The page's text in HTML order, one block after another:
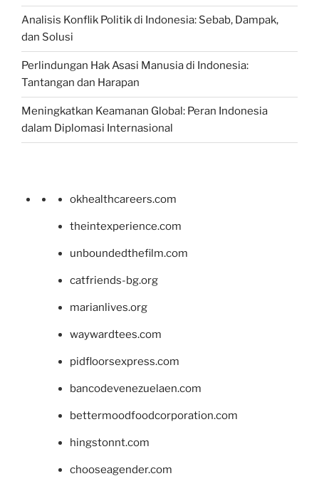
Analisis Konflik Politik di Indonesia: Sebab, Dampak,
dan Solusi
Perlindungan Hak Asasi Manusia di Indonesia:
Tantangan dan Harapan
Meningkatkan Keamanan Global: Peran Indonesia
dalam Diplomasi Internasional
okhealthcareers.com
theintexperience.com
unboundedthefilm.com
catfriends-bg.org
marianlives.org
waywardtees.com
pidfloorsexpress.com
bancodevenezuelaen.com
bettermoodfoodcorporation.com
hingstonnt.com
chooseagender.com